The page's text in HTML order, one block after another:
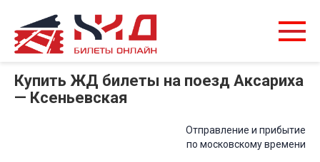
Купить ЖД билеты на поезд Аксариха
— Ксеньевская
Отправление и прибытие
по московскому времени